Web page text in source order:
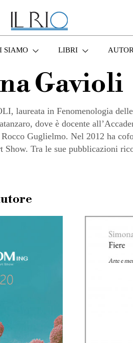
SIAMO LIBRI
Gavioli
laureata in Fenomenologia
dove è docente
Guglielmo. Nel 2012 ha
Show. Tra le sue pubblicazioni